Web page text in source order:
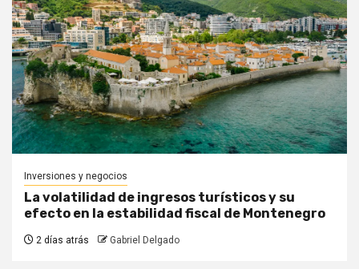
Inversiones y negocios
La volatilidad de ingresos turísticos y su
efecto en la estabilidad fiscal de Montenegro
2 días atrás Gabriel Delgado